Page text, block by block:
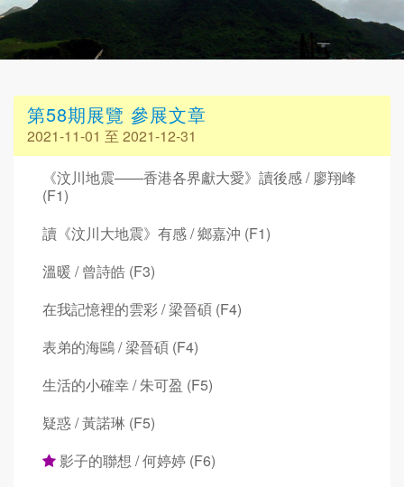
第58期展覽 參展文章
2021-11-01 至 2021-12-31
《汶川地震——香港各界獻大愛》讀後感 / 廖翔峰
(F1)
讀《汶川大地震》有感 / 鄉嘉沖 (F1)
溫暖 / 曾詩皓 (F3)
在我記憶裡的雲彩 / 梁晉碩 (F4)
表弟的海鷗 / 梁晉碩 (F4)
生活的小確幸 / 朱可盈 (F5)
疑惑 / 黃諾琳 (F5)
影子的聯想 / 何婷婷 (F6)